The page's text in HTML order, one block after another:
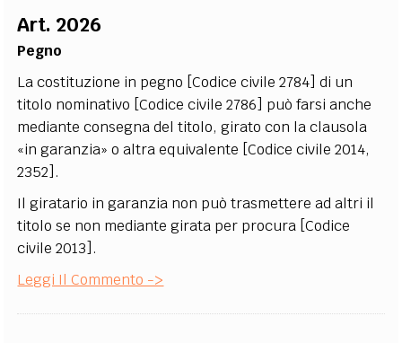
Art. 2026
Pegno
La costituzione in pegno [Codice civile 2784] di un
titolo nominativo [Codice civile 2786] può farsi anche
mediante consegna del titolo, girato con la clausola
«in garanzia» o altra equivalente [Codice civile 2014,
2352].
Il giratario in garanzia non può trasmettere ad altri il
titolo se non mediante girata per procura [Codice
civile 2013].
Leggi Il Commento ->